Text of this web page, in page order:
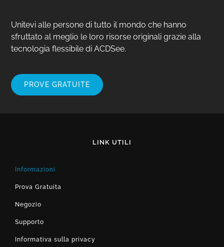
Unitevi alle persone di tutto il mondo che hanno
sfruttato al meglio le loro risorse originali grazie alla
tecnologia flessibile di ACDSee.
PROVE GRATUITE
LINK UTILI
Informazioni
Prova Gratuita
Negozio
Supporto
Informativa sulla privacy